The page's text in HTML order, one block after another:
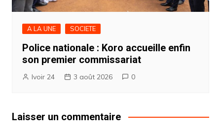
A LA UNE SOCIETE
Police nationale : Koro accueille enfin
son premier commissariat
Ivoir 24 3 août 2026 0
Laisser un commentaire